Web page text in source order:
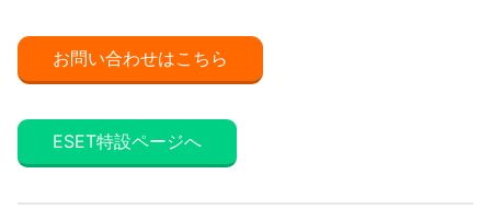
お問い合わせはこちら
ESET特設ページへ